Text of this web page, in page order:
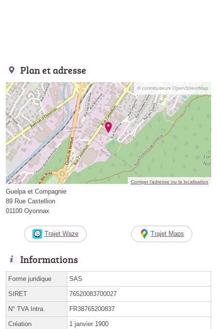
Plan et adresse
© contributeurs OpenStreetMap
Corriger l’adresse ou la localisation
Guelpa et Compagnie
89 Rue Castellion
01100 Oyonnax
Trajet Waze Trajet Maps
Informations
Forme juridique SAS
SIRET 76520083700027
N° TVA Intra. FR38765200837
Création 1 janvier 1900